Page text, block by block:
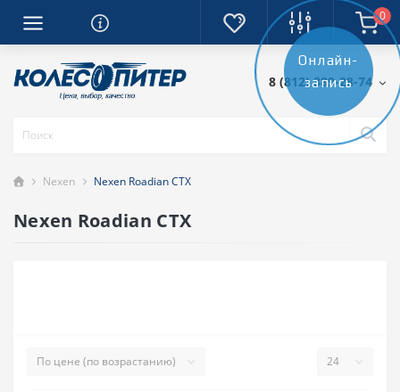
0
8 (812) 389-28-74
Nexen Nexen Roadian CTX
Nexen Roadian CTX
Онлайн-
запись